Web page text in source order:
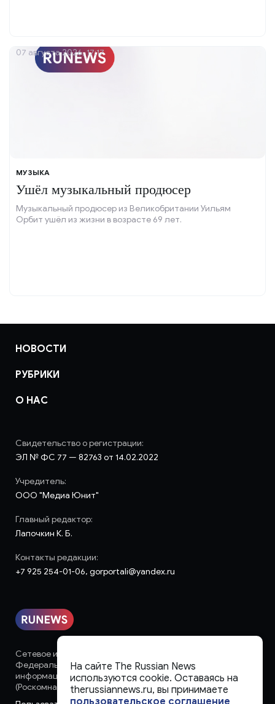
МУЗЫКА
Ушёл музыкальный продюсер
Музыкальный продюсер из Великобритании Уильям
Орбит ушёл из жизни в возрасте 69 лет.
07 августа 2026, 17:17
НОВОСТИ
РУБРИКИ
О НАС
Сетевое издание «runews» (18+) зарегистрировано в
Федеральной службе по надзору в сфере связи,
информационных технологий и массовых коммуникаций
(Роскомнадзор)
Свидетельство о регистрации:
ЭЛ № ФС 77 — 82763 от 14.02.2022
Учредитель:
ООО "Медиа Юнит"
Главный редактор:
Лапочкин К. Б.
Контакты редакции:
+7 925 254-01-06, gorportali@yandex.ru
На сайте The Russian News
используются cookie. Оставаясь на
therussiannews.ru, вы принимаете
пользовательское соглашение